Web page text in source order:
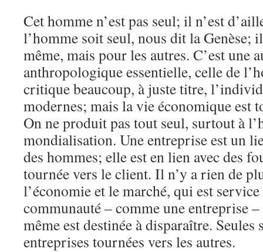
Cet homme n’est pas seul; il n’est
l’homme soit seul, nous dit la Genèse;
même, mais pour les autres. C’est une
anthropologique essentielle, celle de
critique beaucoup, à juste titre,
modernes; mais la vie économique est
On ne produit pas tout seul, surtout à
mondialisation. Une entreprise est un
des hommes; elle est en lien avec des
tournée vers le client. Il n’y a rien de
l’économie et le marché, qui est
communauté – comme une entreprise
même est destinée à disparaître.
entreprises tournées vers les autres.